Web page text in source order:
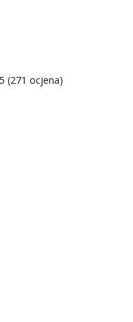
(271 ocjena)